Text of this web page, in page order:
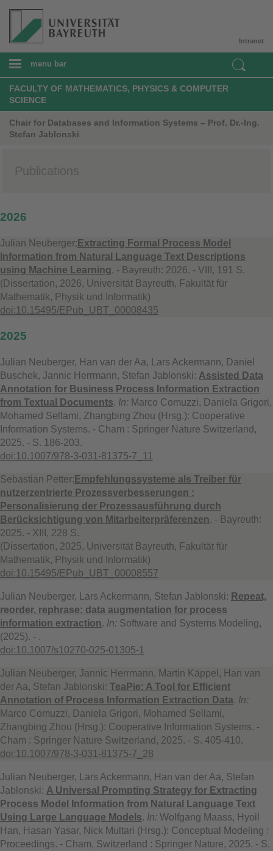
Intranet
menu bar
FACULTY OF MATHEMATICS, PHYSICS & COMPUTER
SCIENCE
Chair for Databases and Information Systems – Prof. Dr.-Ing.
Stefan Jablonski
Publications
2026
Julian Neuberger: Extracting Formal Process Model
Information from Natural Language Text Descriptions
using Machine Learning. - Bayreuth: 2026. - VIII, 191 S.
(Dissertation, 2026, Universität Bayreuth, Fakultät für
Mathematik, Physik und Informatik)
doi:10.15495/EPub_UBT_00008435
2025
Julian Neuberger, Han van der Aa, Lars Ackermann, Daniel
Buschek, Jannic Herrmann, Stefan Jablonski: Assisted Data
Annotation for Business Process Information Extraction
from Textual Documents. In: Marco Comuzzi, Daniela Grigori,
Mohamed Sellami, Zhangbing Zhou (Hrsg.): Cooperative
Information Systems. - Cham : Springer Nature Switzerland,
2025. - S. 186-203.
doi:10.1007/978-3-031-81375-7_11
Sebastian Petter: Empfehlungssysteme als Treiber für
nutzerzentrierte Prozessverbesserungen :
Personalisierung der Prozessausführung durch
Berücksichtigung von Mitarbeiterpräferenzen. - Bayreuth:
2025. - XIII, 228 S.
(Dissertation, 2025, Universität Bayreuth, Fakultät für
Mathematik, Physik und Informatik)
doi:10.15495/EPub_UBT_00008557
Julian Neuberger, Lars Ackermann, Stefan Jablonski: Repeat,
reorder, rephrase: data augmentation for process
information extraction. In: Software and Systems Modeling,
(2025). - .
doi:10.1007/s10270-025-01305-1
Julian Neuberger, Jannic Herrmann, Martin Käppel, Han van
der Aa, Stefan Jablonski: TeaPie: A Tool for Efficient
Annotation of Process Information Extraction Data. In:
Marco Comuzzi, Daniela Grigori, Mohamed Sellami,
Zhangbing Zhou (Hrsg.): Cooperative Information Systems. -
Cham : Springer Nature Switzerland, 2025. - S. 405-410.
doi:10.1007/978-3-031-81375-7_28
Julian Neuberger, Lars Ackermann, Han van der Aa, Stefan
Jablonski: A Universal Prompting Strategy for Extracting
Process Model Information from Natural Language Text
Using Large Language Models. In: Wolfgang Maass, Hyoil
Han, Hasan Yasar, Nick Multari (Hrsg.): Conceptual Modeling :
Proceedings. - Cham, Switzerland : Springer Nature, 2025. - S.